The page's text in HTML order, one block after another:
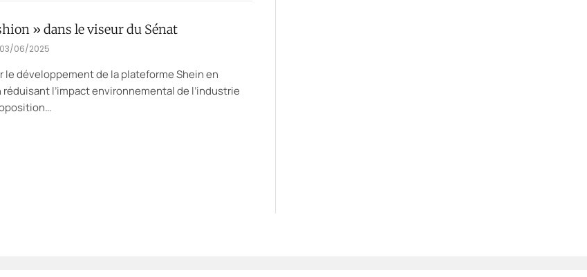
» dans le viseur du Sénat
03/06/2025
le développement de la plateforme Shein en
réduisant l’impact environnemental de l’industrie